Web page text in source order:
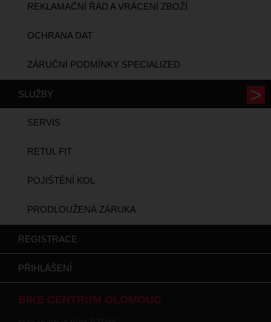
REKLAMAČNÍ ŘÁD A VRÁCENÍ ZBOŽÍ
OCHRANA DAT
ZÁRUČNÍ PODMÍNKY SPECIALIZED
SLUŽBY
SERVIS
RETÜL FIT
POJIŠTĚNÍ KOL
PRODLOUŽENÁ ZÁRUKA
REGISTRACE
PŘIHLÁŠENÍ
BIKE CENTRUM OLOMOUC